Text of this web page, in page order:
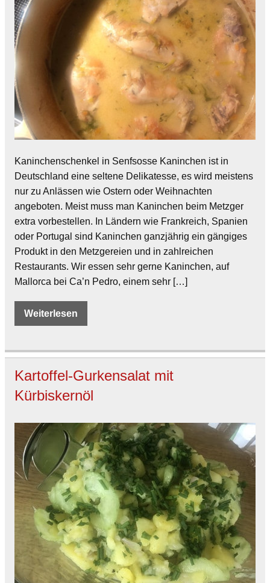
Kaninchenschenkel in Senfsosse Kaninchen ist in
Deutschland eine seltene Delikatesse, es wird meistens
nur zu Anlässen wie Ostern oder Weihnachten
angeboten. Meist muss man Kaninchen beim Metzger
extra vorbestellen. In Ländern wie Frankreich, Spanien
oder Portugal sind Kaninchen ganzjährig ein gängiges
Produkt in den Metzgereien und in zahlreichen
Restaurants. Wir essen sehr gerne Kaninchen, auf
Mallorca bei Ca’n Pedro, einem sehr […]
Weiterlesen
Kartoffel-Gurkensalat mit
Kürbiskernöl